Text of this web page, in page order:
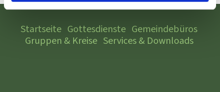
Startseite Gottesdienste Gemeindebüros
Gruppen & Kreise Services & Downloads